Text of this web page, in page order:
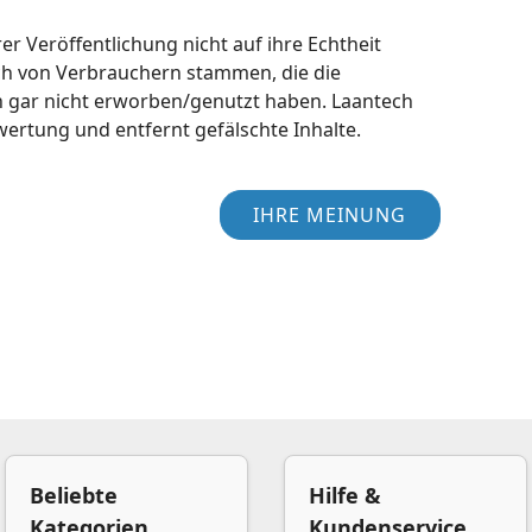
Veröffentlichung nicht auf ihre Echtheit
von Verbrauchern stammen, die die
nicht erworben/genutzt haben. Laantech
und entfernt gefälschte Inhalte.
IHRE MEINUNG
Beliebte
Hilfe &